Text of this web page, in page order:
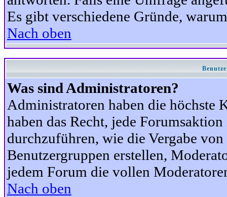
Es gibt verschiedene Gründe,
Nach oben
Was sind Administratoren?
Administratoren haben die höchste
haben das Recht, jede
durchzuführen, wie die Vergabe
Benutzergruppen erstellen,
jedem Forum die vollen
Nach oben